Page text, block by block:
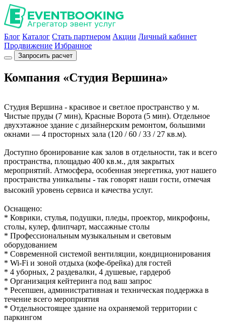
Блог Каталог Стать партнером Акции Личный кабинет
Продвижение Избранное
Запросить расчет
Компания «Студия Вершина»
Студия Вершина - красивое и светлое пространство у м.
Чистые пруды (7 мин), Красные Ворота (5 мин). Отдельное
двухэтажное здание c дизайнерским ремонтом, большими
окнами — 4 просторных зала (120 / 60 / 33 / 27 кв.м).
Доступно бронирование как залов в отдельности, так и всего
пространства, площадью 400 кв.м., для закрытых
мероприятий. Атмосфера, особенная энергетика, уют нашего
пространства уникальны - так говорят наши гости, отмечая
высокий уровень сервиса и качества услуг.
Оснащено:
* Коврики, стулья, подушки, пледы, проектор, микрофоны,
столы, кулер, флипчарт, массажные столы
* Профессиональным музыкальным и световым
оборудованием
* Современной системой вентиляции, кондиционирования
* Wi-Fi и зоной отдыха (кофе-брейка) для гостей
* 4 уборных, 2 раздевалки, 4 душевые, гардероб
* Организация кейтеринга под ваш запрос
* Ресепшен, административная и техническая поддержка в
течение всего мероприятия
* Отдельностоящее здание на охраняемой территории с
паркингом